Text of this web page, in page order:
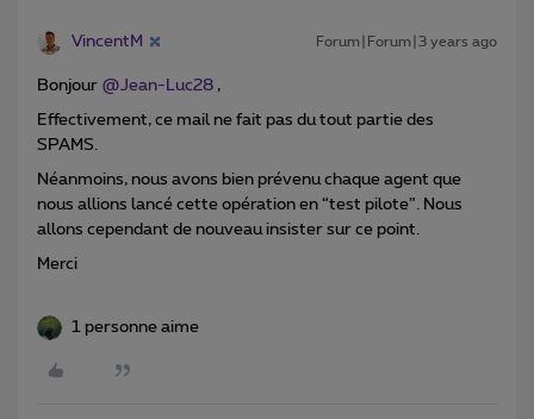
VincentM Forum|Forum|3 years ago
Bonjour @Jean-Luc28 ,
Effectivement, ce mail ne fait pas du tout partie des
SPAMS.
Néanmoins, nous avons bien prévenu chaque agent que
nous allions lancé cette opération en “test pilote”. Nous
allons cependant de nouveau insister sur ce point.
Merci
1 personne aime